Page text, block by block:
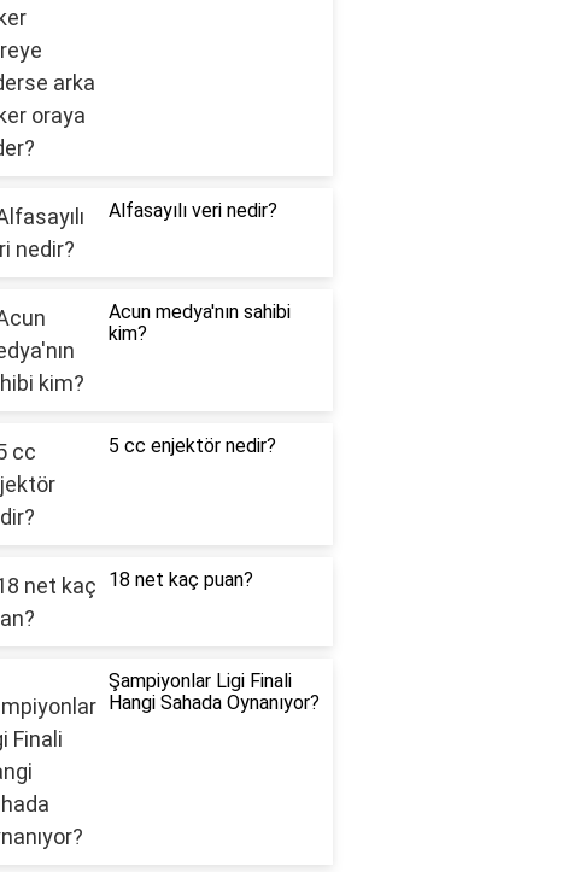
Alfasayılı veri nedir?
Acun medya'nın sahibi
kim?
5 cc enjektör nedir?
18 net kaç puan?
Şampiyonlar Ligi Finali
Hangi Sahada Oynanıyor?